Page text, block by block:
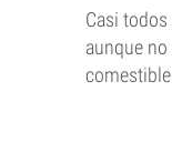
Casi
aunque